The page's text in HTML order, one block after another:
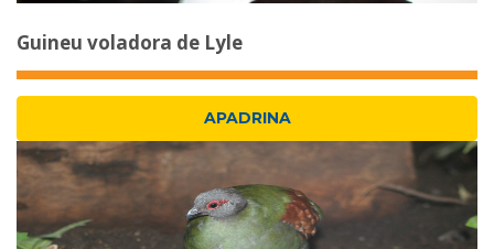
Guineu voladora de Lyle
APADRINA